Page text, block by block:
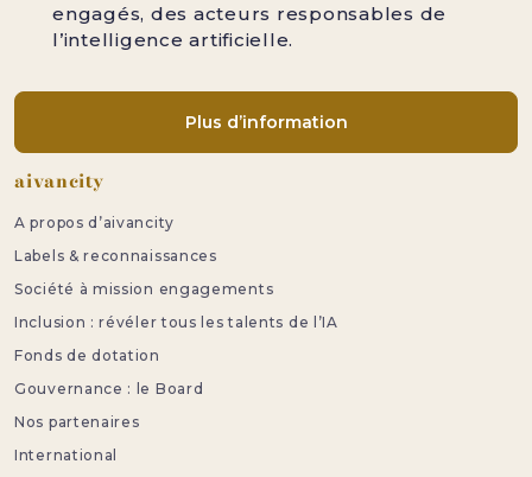
engagés, des acteurs responsables de
l’intelligence artificielle.
Plus d’information
Pied de page
aivancity
A propos d’aivancity
Labels & reconnaissances
Société à mission engagements
Inclusion : révéler tous les talents de l’IA
Fonds de dotation
Gouvernance : le Board
Nos partenaires
International